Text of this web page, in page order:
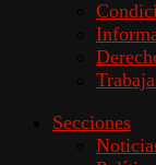
Secciones